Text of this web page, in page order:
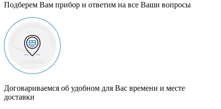
Подберем Вам прибор и ответим на все Ваши вопросы
Договариваемся об удобном для Вас времени и месте
доставки